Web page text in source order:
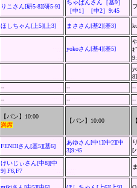
りこさん[研5-8][研5-9]
ちゃぱんさん［基9］
［中1］［中2］9:45
ほしちゃん[上5][上3] まささん[基2][基3]
yokoさん[基4][基5]
ｷ
-- -- --
-- -- --
【パン】10:00
満席
【パン】10:00
FENDIさん[基5][基6]
あゆさん[中1][中2][中
3]9:45
[
けいじぃさん[中8][中
9] F6,F7